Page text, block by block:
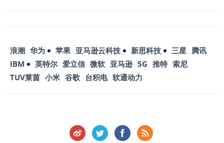
浪潮 华为 苹果 亚马逊云科技 新思科技 三星 腾讯
IBM
英特尔 爱立信 微软 亚马逊 5G 推特 索尼
TUV莱茵 小米 谷歌 台积电 软通动力